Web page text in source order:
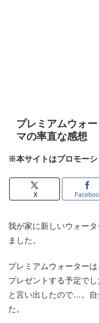
プレミアムウォ
マの率直な感想
※本サイトはプロモーシ
X
我が家に新しいウォー
ました。
プレミアムウォーター
プレゼントする予定で
と言い出したので…。自
た。